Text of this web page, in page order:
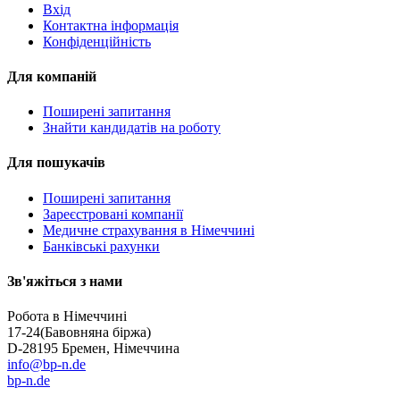
Вхід
Контактна інформація
Конфіденційність
Для компаній
Поширені запитання
Знайти кандидатів на роботу
Для пошукачів
Поширені запитання
Зареєстровані компанії
Медичне страхування в Німеччині
Банківські рахунки
Зв'яжіться з нами
Робота в Німеччині
17-24(Бавовняна біржа)
D-28195 Бремен, Німеччина
info@bp-n.de
bp-n.de